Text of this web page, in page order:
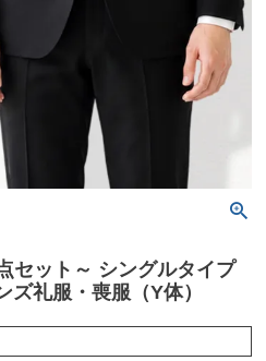
セット～ シングルタイプ
礼服・喪服（Y体）